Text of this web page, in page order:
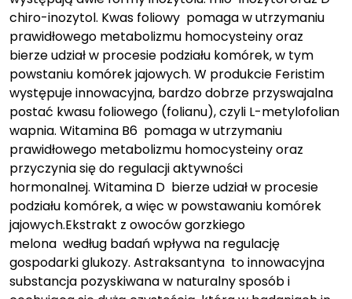
chiro-inozytol. Kwas foliowy pomaga w utrzymaniu
prawidłowego metabolizmu homocysteiny oraz
bierze udział w procesie podziału komórek, w tym
powstaniu komórek jajowych. W produkcie Feristim
występuje innowacyjna, bardzo dobrze przyswajalna
postać kwasu foliowego (folianu), czyli L-metylofolian
wapnia. Witamina B6 pomaga w utrzymaniu
prawidłowego metabolizmu homocysteiny oraz
przyczynia się do regulacji aktywności
hormonalnej. Witamina D bierze udział w procesie
podziału komórek, a więc w powstawaniu komórek
jajowych.Ekstrakt z owoców gorzkiego
melona według badań wpływa na regulację
gospodarki glukozy. Astraksantyna to innowacyjna
substancja pozyskiwana w naturalny sposób i